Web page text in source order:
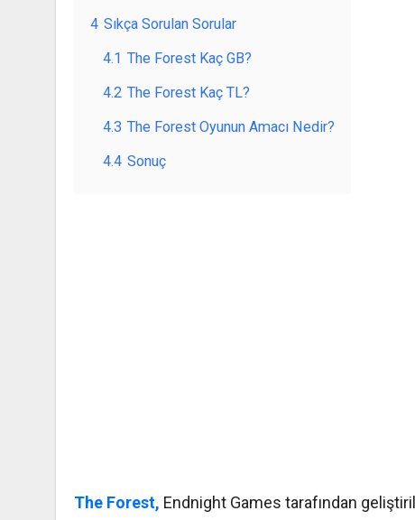
4 Sıkça Sorulan Sorular
4.1 The Forest Kaç GB?
4.2 The Forest Kaç TL?
4.3 The Forest Oyunun Amacı Nedir?
4.4 Sonuç
The Forest, Endnight Games tarafından